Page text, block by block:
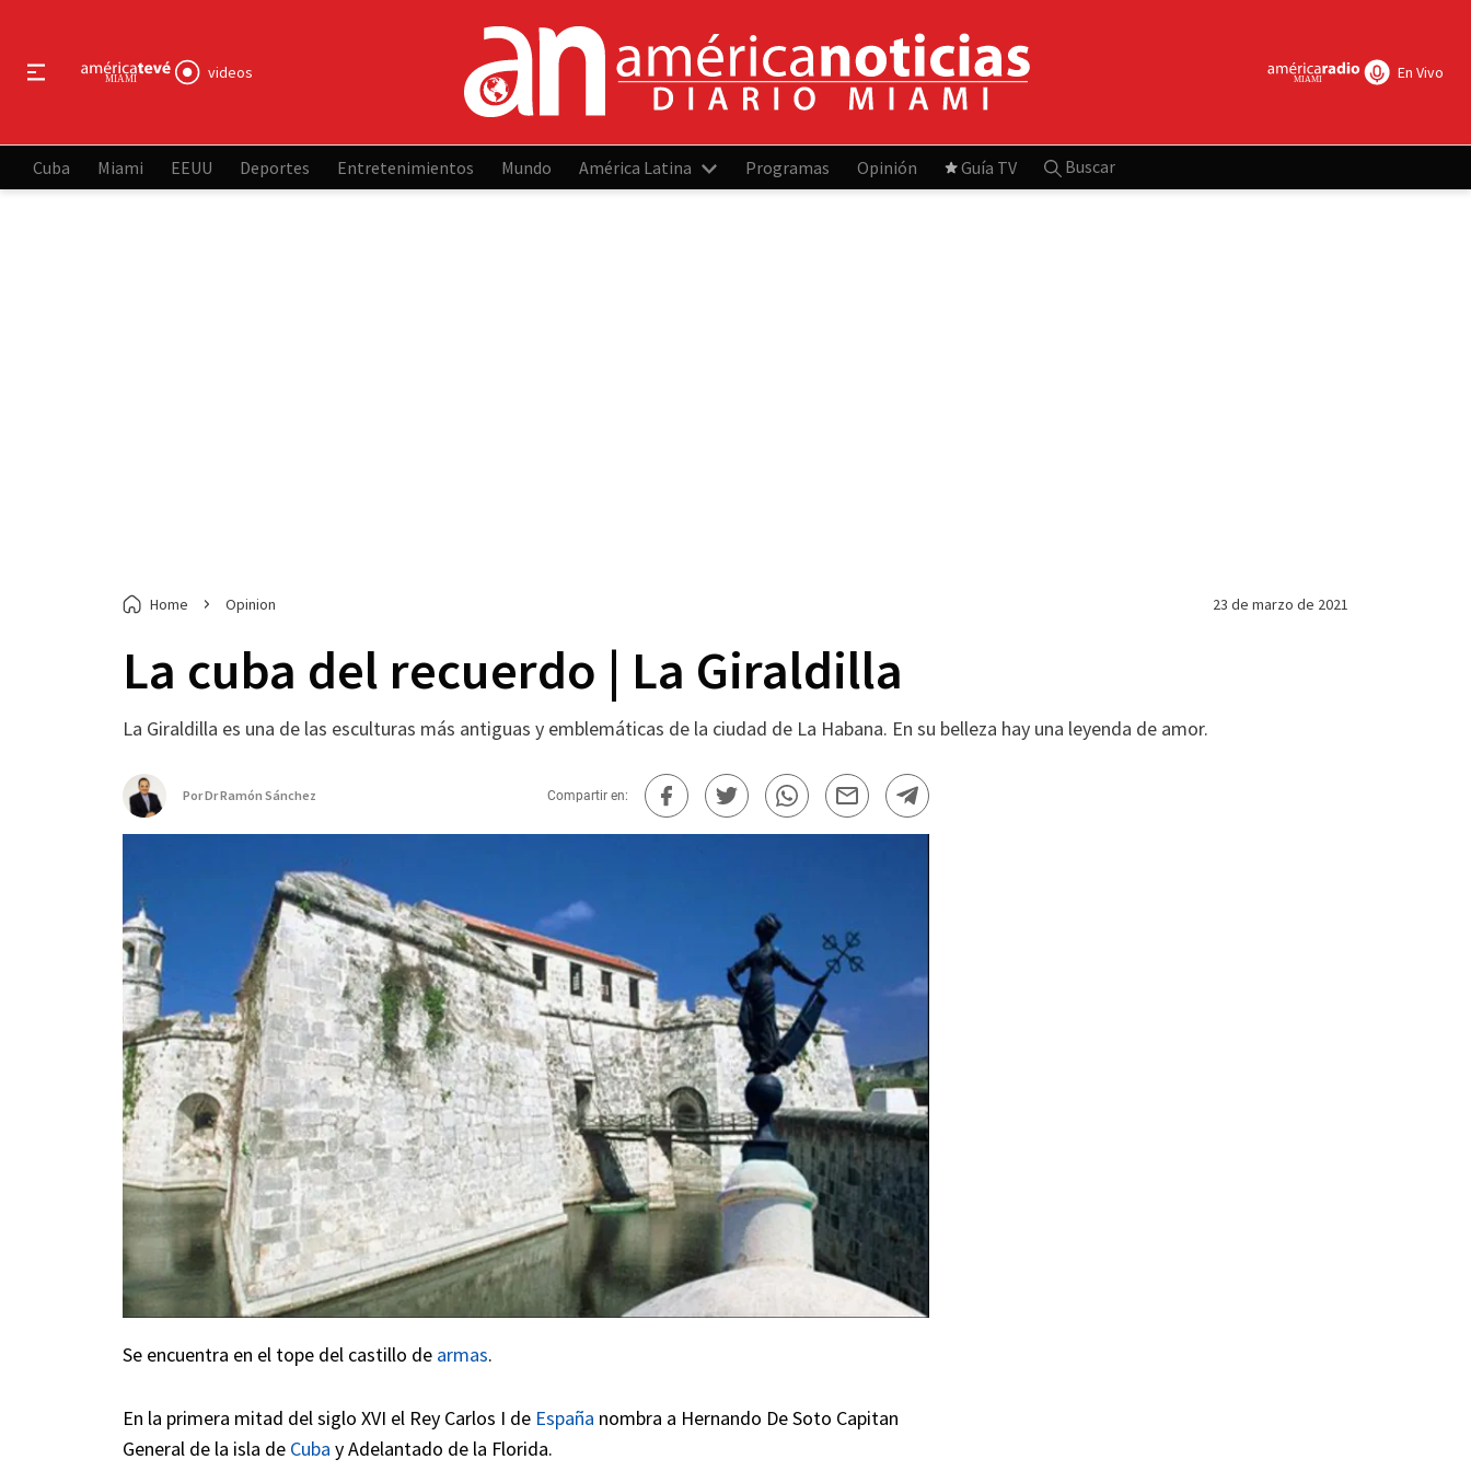
videos En Vivo
Cuba Miami EEUU Deportes Entretenimientos Mundo América Latina Programas Opinión Guía TV Buscar
Home Opinion 23 de marzo de 2021
La cuba del recuerdo | La Giraldilla
La Giraldilla es una de las esculturas más antiguas y emblemáticas de la ciudad de La Habana. En su belleza hay una leyenda de amor.
PorDr Ramón Sánchez Compartir en:
Se encuentra en el tope del castillo de armas.
En la primera mitad del siglo XVI el Rey Carlos I de España nombra a Hernando De Soto Capitan
General de la isla de Cuba y Adelantado de la Florida.